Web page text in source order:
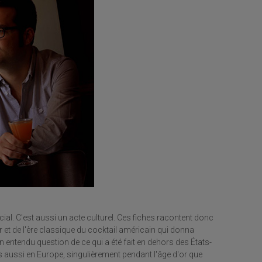
C'est aussi un acte culturel. Ces fiches racontent donc
de l'ère classique du cocktail américain qui donna
question de ce qui a été fait en dehors des États-
en Europe, singulièrement pendant l'âge d'or que